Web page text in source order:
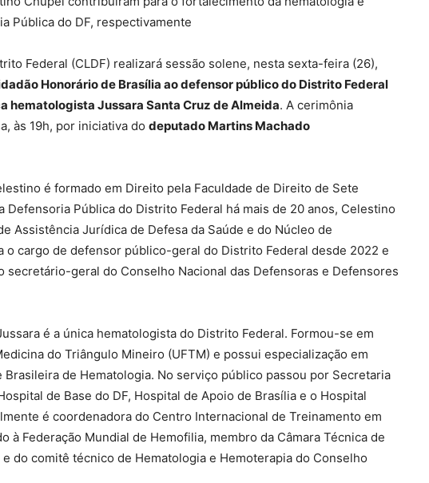
Pública do DF, respectivamente
Federal (CLDF) realizará sessão solene, nesta sexta-feira (26),
Honorário de Brasília ao defensor público do Distrito Federal
hematologista Jussara Santa Cruz de Almeida. A cerimônia
às 19h, por iniciativa do deputado Martins Machado
é formado em Direito pela Faculdade de Direito de Sete
Defensoria Pública do Distrito Federal há mais de 20 anos, Celestino
Assistência Jurídica de Defesa da Saúde e do Núcleo de
o cargo de defensor público-geral do Distrito Federal desde 2022 e
secretário-geral do Conselho Nacional das Defensoras e Defensores
é a única hematologista do Distrito Federal. Formou-se em
do Triângulo Mineiro (UFTM) e possui especialização em
Brasileira de Hematologia. No serviço público passou por Secretaria
de Base do DF, Hospital de Apoio de Brasília e o Hospital
é coordenadora do Centro Internacional de Treinamento em
à Federação Mundial de Hemofilia, membro da Câmara Técnica de
do comitê técnico de Hematologia e Hemoterapia do Conselho